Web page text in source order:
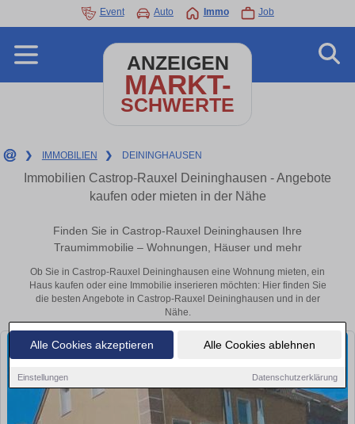
Alle Cookies akzeptieren Alle Cookies ablehnen
Einstellungen Datenschutzerklärung
Event Auto Immo Job
ANZEIGEN
MARKT-
SCHWERTE
❯ IMMOBILIEN ❯ DEININGHAUSEN
Immobilien Castrop-Rauxel Deininghausen - Angebote
kaufen oder mieten in der Nähe
Finden Sie in Castrop-Rauxel Deininghausen Ihre
Traumimmobilie – Wohnungen, Häuser und mehr
Ob Sie in Castrop-Rauxel Deininghausen eine Wohnung mieten, ein
Haus kaufen oder eine Immobilie inserieren möchten: Hier finden Sie
die besten Angebote in Castrop-Rauxel Deininghausen und in der
Nähe.